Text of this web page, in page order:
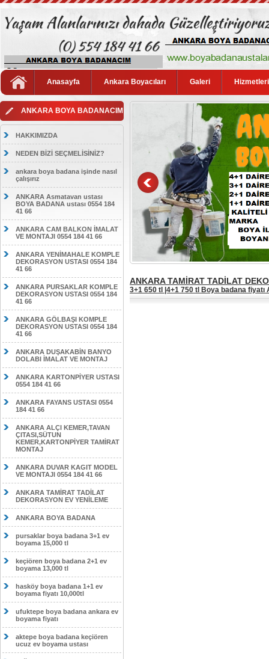
Anasayfa Ankara Boyacıları Galeri
ANKARA BOYA BADANACIM
HAKKIMIZDA
NEDEN BİZİ SEÇMELİSİNİZ?
ankara boya badana işinde nasıl
çalışırız
ANKARA Asmatavan ustası
BOYA BADANA ustası 0554 184
41 66
ANKARA CAM BALKON İMALAT
VE MONTAJI 0554 184 41 66
ANKARA YENİMAHALE KOMPLE
DEKORASYON USTASI 0554 184
41 66
ANKARA PURSAKLAR KOMPLE
DEKORASYON USTASI 0554 184
41 66
ANKARA GÖLBAŞI KOMPLE
DEKORASYON USTASI 0554 184
41 66
ANKARA DUŞAKABİN BANYO
DOLABI İMALAT VE MONTAJ
ANKARA KARTONPİYER USTASI
0554 184 41 66
ANKARA FAYANS USTASI 0554
184 41 66
ANKARA ALÇI KEMER,TAVAN
ÇITASI,SÜTUN
KEMER,KARTONPİYER TAMİRAT
MONTAJ
ANKARA DUVAR KAGIT MODEL
VE MONTAJI 0554 184 41 66
ANKARA TAMİRAT TADİLAT
DEKORASYON EV YENİLEME
ANKARA BOYA BADANA
pursaklar boya badana 3+1 ev
boyama 15,000 tl
keçiören boya badana 2+1 ev
boyama 13,000 tl
hasköy boya badana 1+1 ev
boyama fiyatı 10,000tl
ufuktepe boya badana ankara ev
boyama fiyatı
aktepe boya badana keçiören
ucuz ev boyama ustası
ANKARA TAMİRAT TADİLAT
3+1 650 tl |4+1 750 tl Boya badana